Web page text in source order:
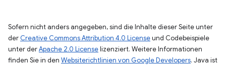
Sofern nicht anders angegeben, sind die Inhalte dieser Seite unter
der Creative Commons Attribution 4.0 Licenseund Codebeispiele
unter derApache 2.0 Licenselizenziert. Weitere Informationen
finden Sie in den Websiterichtlinien von Google Developers. Java ist